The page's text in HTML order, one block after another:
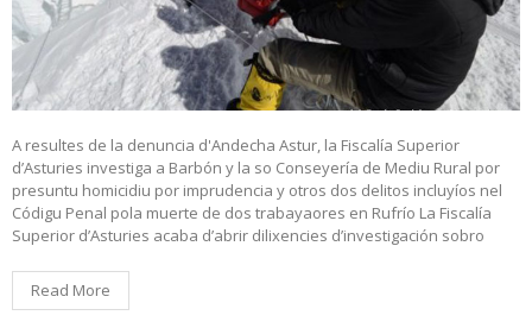
A resultes de la denuncia d'Andecha Astur, la Fiscalía Superior
d’Asturies investiga a Barbón y la so Conseyería de Mediu Rural por
presuntu homicidiu por imprudencia y otros dos delitos incluyíos nel
Códigu Penal pola muerte de dos trabayaores en Rufrío La Fiscalía
Superior d’Asturies acaba d’abrir dilixencies d’investigación sobro
Read More